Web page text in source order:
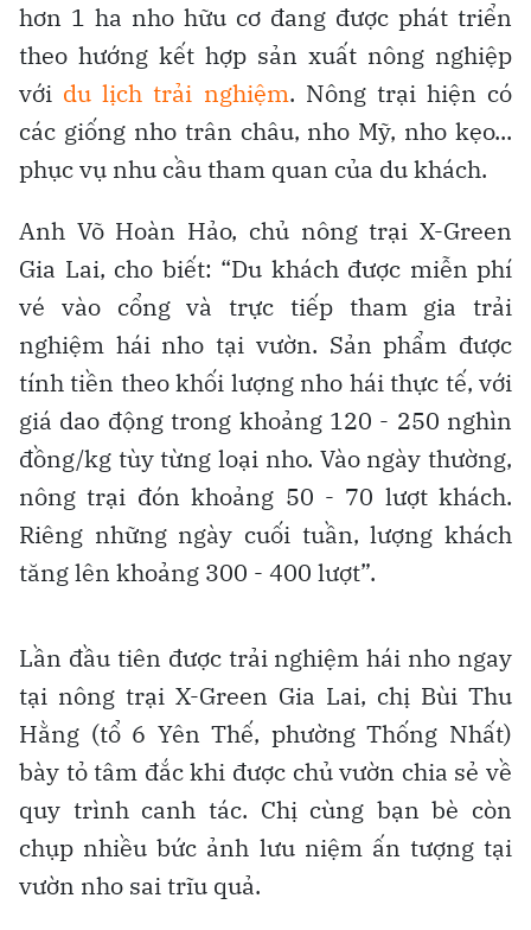
hơn 1 ha nho hữu cơ đang được phát triển
theo hướng kết hợp sản xuất nông nghiệp
với du lịch trải nghiệm. Nông trại hiện có
các giống nho trân châu, nho Mỹ, nho kẹo...
phục vụ nhu cầu tham quan của du khách.
Anh Võ Hoàn Hảo, chủ nông trại X-Green
Gia Lai, cho biết: “Du khách được miễn phí
vé vào cổng và trực tiếp tham gia trải
nghiệm hái nho tại vườn. Sản phẩm được
tính tiền theo khối lượng nho hái thực tế, với
giá dao động trong khoảng 120 - 250 nghìn
đồng/kg tùy từng loại nho. Vào ngày thường,
nông trại đón khoảng 50 - 70 lượt khách.
Riêng những ngày cuối tuần, lượng khách
tăng lên khoảng 300 - 400 lượt”.
Lần đầu tiên được trải nghiệm hái nho ngay
tại nông trại X-Green Gia Lai, chị Bùi Thu
Hằng (tổ 6 Yên Thế, phường Thống Nhất)
bày tỏ tâm đắc khi được chủ vườn chia sẻ về
quy trình canh tác. Chị cùng bạn bè còn
chụp nhiều bức ảnh lưu niệm ấn tượng tại
vườn nho sai trĩu quả.